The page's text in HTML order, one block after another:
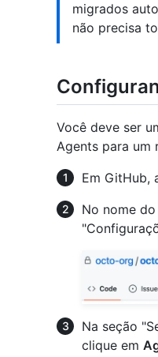
migrados
não precisa
Você deve ser
Agents para um
Em GitHub,
No nome
Na seção
clique em